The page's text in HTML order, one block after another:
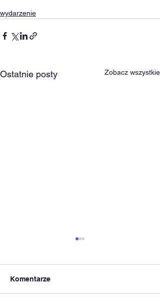
wydarzenie
Ostatnie posty Zobacz wszystkie
Komentarze